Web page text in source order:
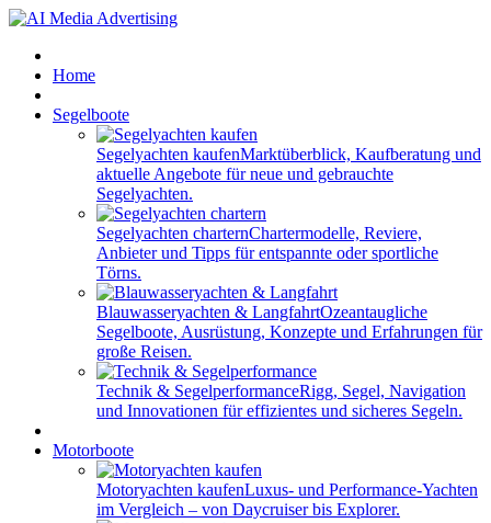
Home
Segelboote
Segelyachten kaufenMarktüberblick, Kaufberatung und
aktuelle Angebote für neue und gebrauchte
Segelyachten.
Segelyachten charternChartermodelle, Reviere,
Anbieter und Tipps für entspannte oder sportliche
Törns.
Blauwasseryachten & LangfahrtOzeantaugliche
Segelboote, Ausrüstung, Konzepte und Erfahrungen für
große Reisen.
Technik & SegelperformanceRigg, Segel, Navigation
und Innovationen für effizientes und sicheres Segeln.
Motorboote
Motoryachten kaufenLuxus- und Performance-Yachten
im Vergleich – von Daycruiser bis Explorer.